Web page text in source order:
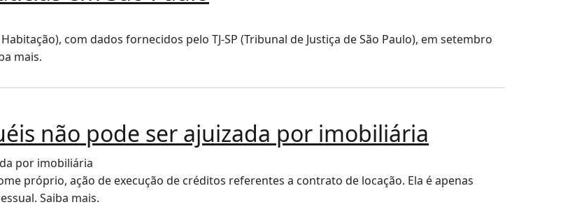
com dados fornecidos pelo TJ-SP (Tribunal de Justiça de São Paulo), em setembro
mais.
não pode ser ajuizada por imobiliária
próprio, ação de execução de créditos referentes a contrato de locação. Ela é apenas
Saiba mais.